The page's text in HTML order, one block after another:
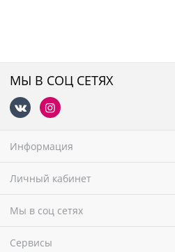
МЫ В СОЦ СЕТЯХ
Информация
Личный кабинет
Мы в соц сетях
Сервисы